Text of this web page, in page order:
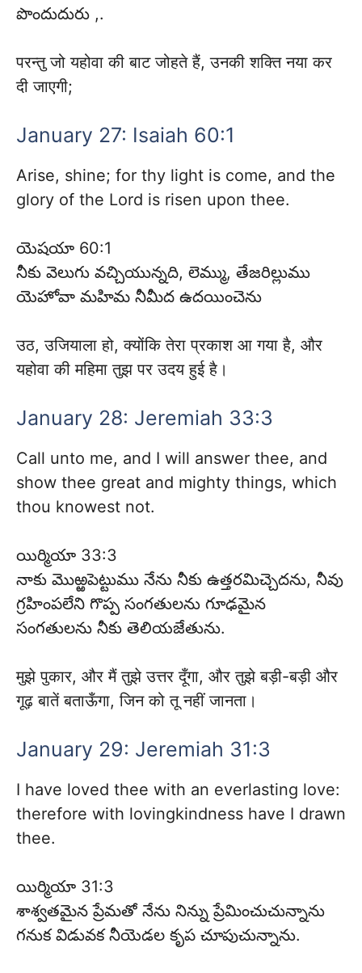
పొందుదురు ,.
परन्तु जो यहोवा की बाट जोहते हैं, उनकी शक्ति नया कर
दी जाएगी;
January 27: Isaiah 60:1
Arise, shine; for thy light is come, and the
glory of the Lord is risen upon thee.
యెషయా 60:1
నీకు వెలుగు వచ్చియున్నది, లెమ్ము, తేజరిల్లుము
యెహోవా మహిమ నీమీద ఉదయించెను
उठ, उजियाला हो, क्योंकि तेरा प्रकाश आ गया है, और
यहोवा की महिमा तुझ पर उदय हुई है।
January 28: Jeremiah 33:3
Call unto me, and I will answer thee, and
show thee great and mighty things, which
thou knowest not.
యిర్మియా 33:3
నాకు మొఱ్ఱపెట్టుము నేను నీకు ఉత్తరమిచ్చెదను, నీవు
గ్రహింపలేని గొప్ప సంగతులను గూఢమైన
సంగతులను నీకు తెలియజేతును.
मुझे पुकार, और मैं तुझे उत्तर दूँगा, और तुझे बड़ी-बड़ी और
गूढ़ बातें बताऊँगा, जिन को तू नहीं जानता।
January 29: Jeremiah 31:3
I have loved thee with an everlasting love:
therefore with lovingkindness have I drawn
thee.
యిర్మియా 31:3
శాశ్వతమైన ప్రేమతో నేను నిన్ను ప్రేమించుచున్నాను
గనుక విడువక నీయెడల కృప చూపుచున్నాను.